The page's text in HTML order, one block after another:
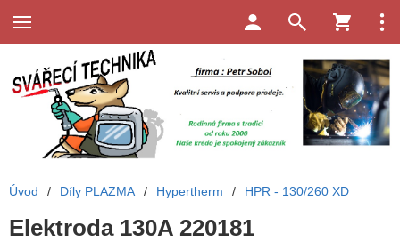
Úvod / Díly PLAZMA / Hypertherm / HPR - 130/260 XD
Elektroda 130A 220181